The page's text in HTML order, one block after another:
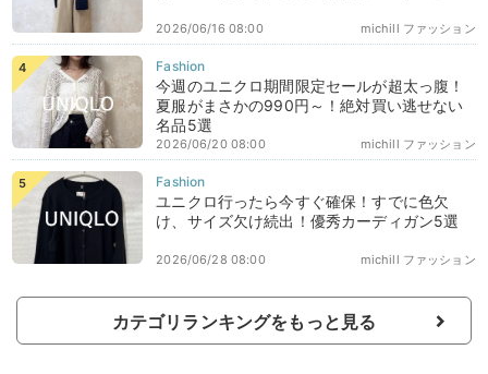
michill ファッション
2026/06/16 08:00
今週のユニクロ期間限定セールが超太っ腹！
夏服がまさかの990円～！絶対買い逃せない
名品5選
michill ファッション
2026/06/20 08:00
ユニクロ行ったら今すぐ確保！すでに色欠
け、サイズ欠け続出！優秀カーディガン5選
michill ファッション
2026/06/28 08:00
カテゴリランキングをもっと見る